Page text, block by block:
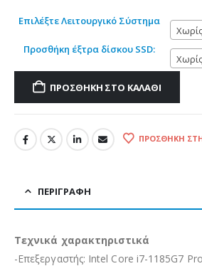
Επιλέξτε Λειτουργικό Σύστημα
Προσθήκη έξτρα δίσκου SSD:
ΠΡΟΣΘΉΚΗ ΣΤΟ ΚΑΛΆΘΙ
ΠΡΟΣΘΉΚΗ
ΠΕΡΙΓΡΑΦΉ
Τεχνικά χαρακτηριστικά
-Επεξεργαστής: Intel Core i7-1185G7